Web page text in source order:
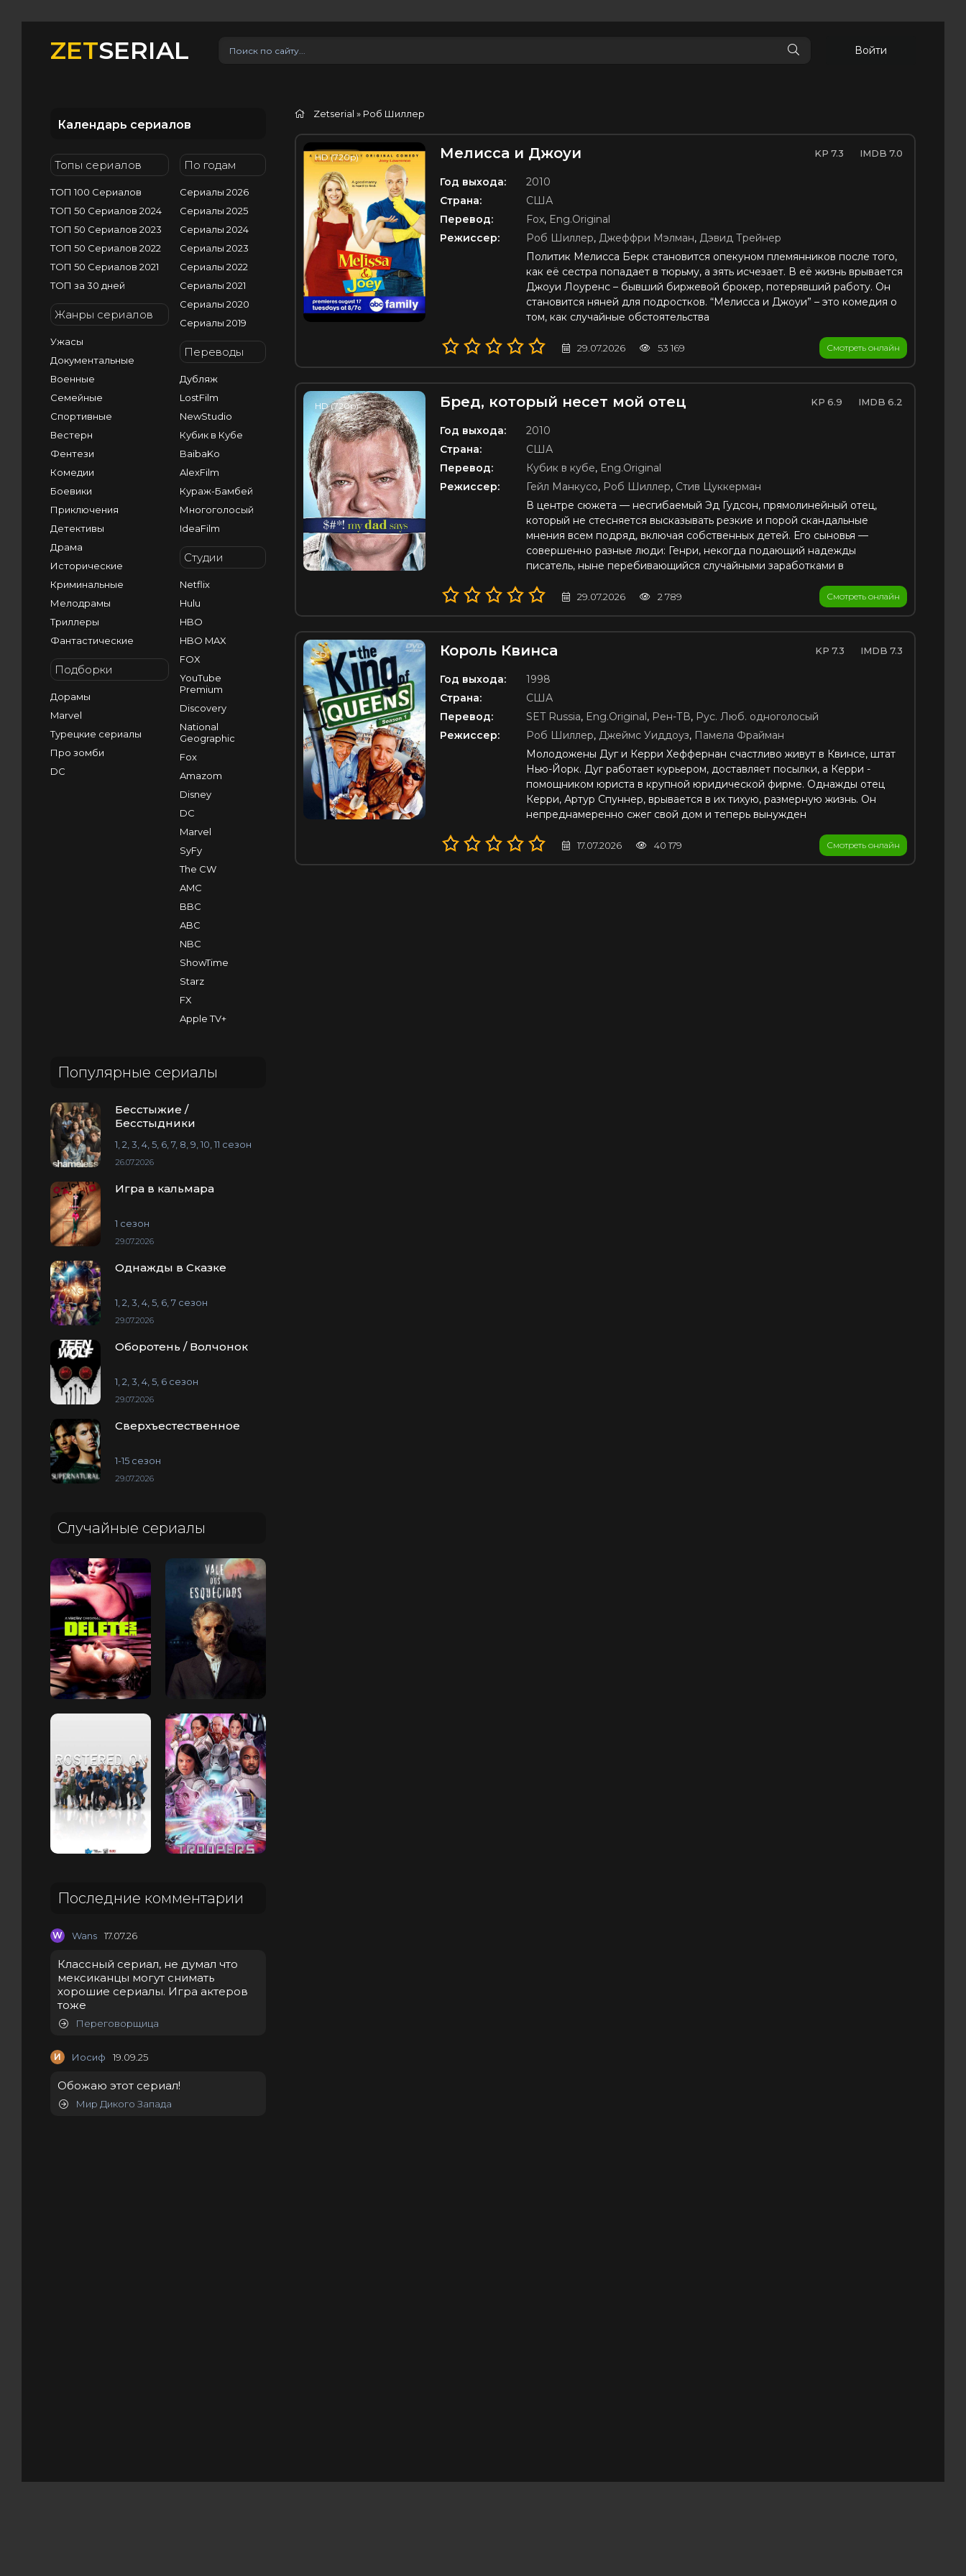
ZETSERIAL Войти
Календарь сериалов
Топы сериалов
ТОП 100 Сериалов
ТОП 50 Сериалов 2024
ТОП 50 Сериалов 2023
ТОП 50 Сериалов 2022
ТОП 50 Сериалов 2021
ТОП за 30 дней
Жанры сериалов
Ужасы
Документальные
Военные
Семейные
Спортивные
Вестерн
Фентези
Комедии
Боевики
Приключения
Детективы
Драма
Исторические
Криминальные
Мелодрамы
Триллеры
Фантастические
Подборки
Дорамы
Marvel
Турецкие сериалы
Про зомби
DC
По годам
Сериалы 2026
Сериалы 2025
Сериалы 2024
Сериалы 2023
Сериалы 2022
Сериалы 2021
Сериалы 2020
Сериалы 2019
Переводы
Дубляж
LostFilm
NewStudio
Кубик в Кубе
BaibaKo
AlexFilm
Кураж-Бамбей
Многоголосый
IdeaFilm
Студии
Netflix
Hulu
HBO
HBO MAX
FOX
YouTube
Premium
Discovery
National
Geographic
Fox
Amazom
Disney
DC
Marvel
SyFy
The CW
AMC
BBC
ABC
NBC
ShowTime
Starz
FX
Apple TV+
Популярные сериалы
Бесстыжие /
Бесстыдники
1, 2, 3, 4, 5, 6, 7, 8, 9, 10, 11 сезон
26.07.2026
Игра в кальмара
1 сезон
29.07.2026
Однажды в Сказке
1, 2, 3, 4, 5, 6, 7 сезон
29.07.2026
Оборотень / Волчонок
1, 2, 3, 4, 5, 6 сезон
29.07.2026
Сверхъестественное
1-15 сезон
29.07.2026
Случайные сериалы
Последние комментарии
W Wans 17.07.26
Классный сериал, не думал что
мексиканцы могут снимать
хорошие сериалы. Игра актеров
тоже
Переговорщица
И Иосиф 19.09.25
Обожаю этот сериал!
Мир Дикого Запада
Zetserial » Роб Шиллер
HD (720p) Мелисса и Джоуи 7.3 7.0
Год выхода:
2010
Страна:
США
Перевод:
Fox, Eng.Original
Режиссер:
Роб Шиллер, Джеффри Мэлман, Дэвид Трейнер
Политик Мелисса Берк становится опекуном племянников после того,
как её сестра попадает в тюрьму, а зять исчезает. В её жизнь врывается
Джоуи Лоуренс – бывший биржевой брокер, потерявший работу. Он
становится няней для подростков. “Мелисса и Джоуи” – это комедия о
том, как случайные обстоятельства
29.07.2026 53 169 Смотреть онлайн
HD (720p) Бред, который несет мой отец 6.9 6.2
Год выхода:
2010
Страна:
США
Перевод:
Кубик в кубе, Eng.Original
Режиссер:
Гейл Манкусо, Роб Шиллер, Стив Цуккерман
В центре сюжета — несгибаемый Эд Гудсон, прямолинейный отец,
который не стесняется высказывать резкие и порой скандальные
мнения всем подряд, включая собственных детей. Его сыновья —
совершенно разные люди: Генри, некогда подающий надежды
писатель, ныне перебивающийся случайными заработками в
29.07.2026 2 789 Смотреть онлайн
SD Король Квинса 7.3 7.3
Год выхода:
1998
Страна:
США
Перевод:
SET Russia, Eng.Original, Рен-ТВ, Рус. Люб. одноголосый
Режиссер:
Роб Шиллер, Джеймс Уиддоуз, Памела Фрайман
Молодожены Дуг и Керри Хеффернан счастливо живут в Квинсе, штат
Нью-Йорк. Дуг работает курьером, доставляет посылки, а Керри -
помощником юриста в крупной юридической фирме. Однажды отец
Керри, Артур Спуннер, врывается в их тихую, размерную жизнь. Он
непреднамеренно сжег свой дом и теперь вынужден
17.07.2026 40 179 Смотреть онлайн